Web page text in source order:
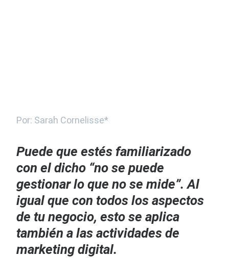
Por: Sarah Cornelisse*
Puede que estés familiarizado
con el dicho “no se puede
gestionar lo que no se mide”. Al
igual que con todos los aspectos
de tu negocio, esto se aplica
también a las actividades de
marketing digital.